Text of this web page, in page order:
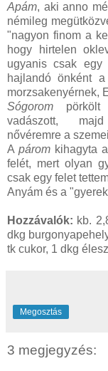
Apám, aki anno
némileg
"nagyon finom a
hogy hirtelen
ugyanis csak egy
hajlandó önként
morzsakenyérnek,
Sógorom pörkölt
vadászott, majd
nővéremre a
Apárom kihagyta
felét, mert olyan
csak egy felet
Anyám és a
Hozzávalók: kb.
dkg
tk cukor, 1 dkg
Megosztás
3 megjegyzés: